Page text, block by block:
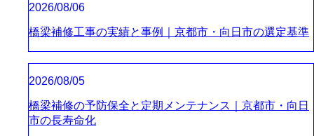
2026/08/06
橋梁補修工事の実績と事例｜京都市・向日市の選定基準
2026/08/05
橋梁補修の予防保全と定期メンテナンス｜京都市・向日
市の長寿命化